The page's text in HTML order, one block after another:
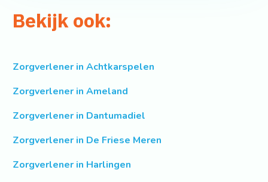
Bekijk ook:
Zorgverlener in Achtkarspelen
Zorgverlener in Ameland
Zorgverlener in Dantumadiel
Zorgverlener in De Friese Meren
Zorgverlener in Harlingen